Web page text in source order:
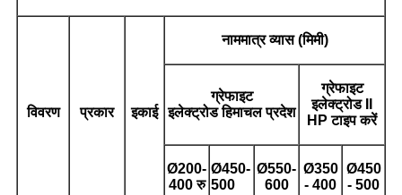
विवरण प्रकार इकाई
नाममात्रव्यास (मिमी)
ग्रेफाइट
इलेक्ट्रोडहिमाचल प्रदेश
ग्रेफाइट
इलेक्ट्रोडII
HP टाइप करें
Ø200-
400 रु
Ø450-
500
Ø550-
600
Ø350
- 400
Ø450
- 500